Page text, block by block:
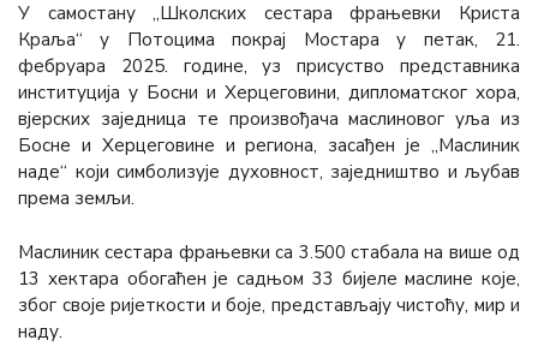
У самостану „Школских сестара фрањевки Криста
Краља“ у Потоцима покрај Мостара у петак, 21.
фебруара 2025. године, уз присуство представника
институција у Босни и Херцеговини, дипломатског хора,
вјерских заједница те произвођача маслиновог уља из
Босне и Херцеговине и региона, засађен је „Маслиник
наде“ који симболизује духовност, заједништво и љубав
према земљи.
Маслиник сестара фрањевки са 3.500 стабала на више од
13 хектара обогаћен је садњом 33 бијеле маслине које,
због своје ријеткости и боје, представљају чистоћу, мир и
наду.